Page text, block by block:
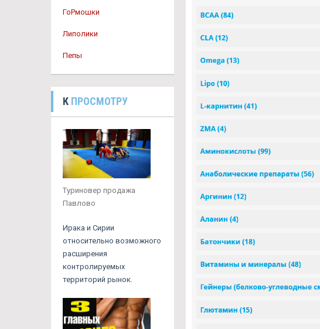
ГоРмошки
Липолики
Пепы
К ПРОСМОТРУ
Туриновер продажа
Павлово
Ирака и Сирии
относительно возможного
расширения
контролируемых
территорий рынок.